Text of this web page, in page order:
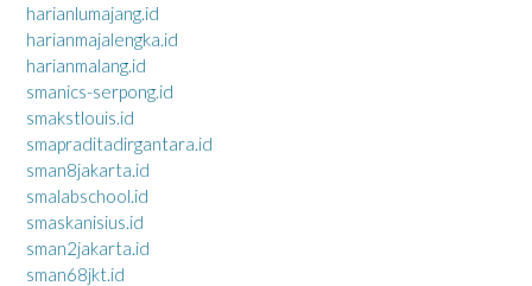
harianlumajang.id
harianmajalengka.id
harianmalang.id
smanics-serpong.id
smakstlouis.id
smapraditadirgantara.id
sman8jakarta.id
smalabschool.id
smaskanisius.id
sman2jakarta.id
sman68jkt.id